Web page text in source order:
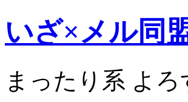
いざ×メル同
まったり系 よ